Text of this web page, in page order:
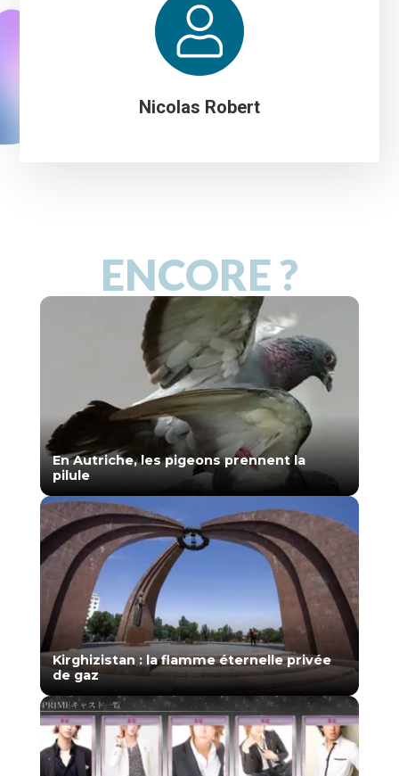
Nicolas Robert
ENCORE ?
En Autriche, les pigeons prennent la
pilule
Kirghizistan : la flamme éternelle privée
de gaz